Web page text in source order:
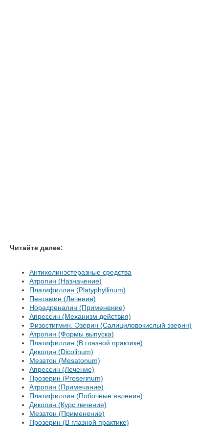
Читайте далее:
Антихолинэстеразные средства
Атропин (Назначение)
Платифиллин (Platyphyllinum)
Пентамин (Лечение)
Норадреналин (Применение)
Апрессин (Механизм действия)
Физостигмин. Эзерин (Салициловокислый эзерин)
Атропин (Формы выпуска)
Платифиллин (В глазной практике)
Диколин (Dicolinum)
Мезатон (Mesatonum)
Апрессин (Лечение)
Прозерин (Proserinum)
Атропин (Примечание)
Платифиллин (Побочные явления)
Диколин (Курс лечения)
Мезатон (Применение)
Прозерин (В глазной практике)